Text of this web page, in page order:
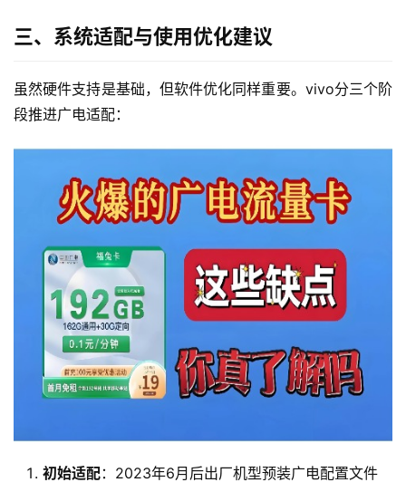
三、系统适配与使用优化建议
虽然硬件支持是基础，但软件优化同样重要。vivo分三个阶
段推进广电适配：
初始适配：2023年6月后出厂机型预装广电配置文件